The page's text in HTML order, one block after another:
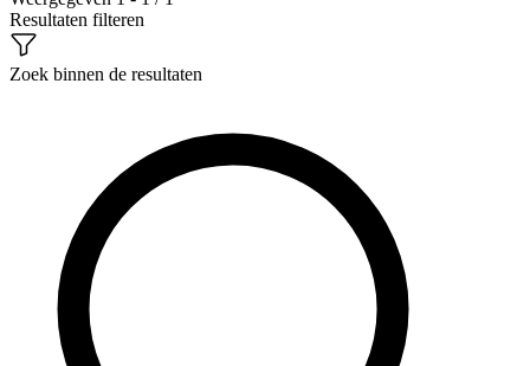
Resultaten filteren
Zoek binnen de resultaten